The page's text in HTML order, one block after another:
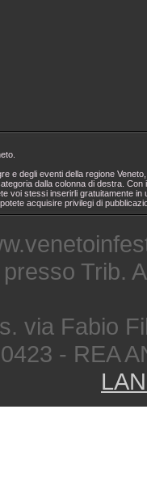
e degli eventi della regione
dalla colonna di destra.
voi stessi inserirli gratuitamente
acquisire privilegi di
Trib.
via Fabio
- REA